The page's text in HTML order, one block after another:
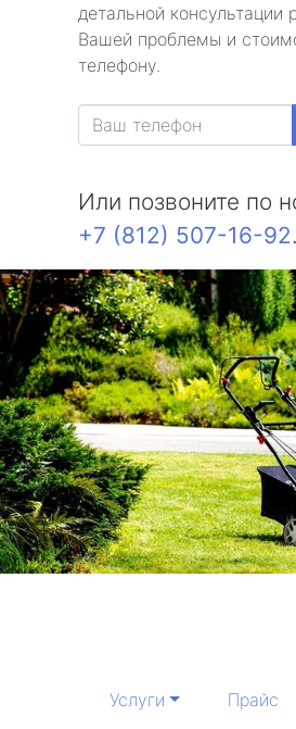
детальной консультации
Вашей проблемы и
телефону.
Или позвоните по
+7 (812) 507-16-92.
Услуги Прайс